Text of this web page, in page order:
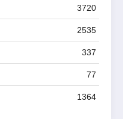
3720
2535
337
77
1364